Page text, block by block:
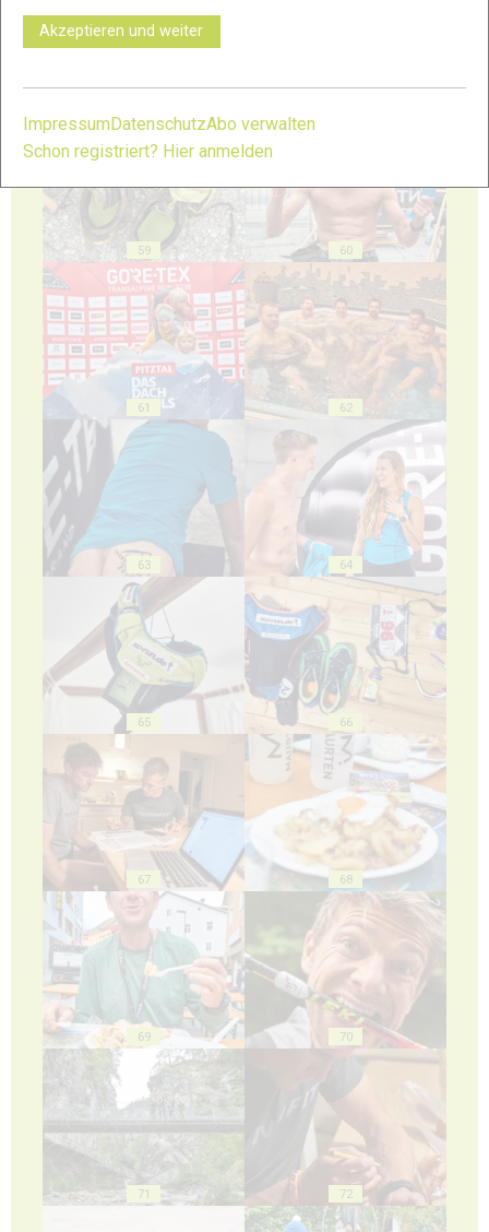
57 58
59 60
61 62
63 64
65 66
67 68
69 70
71 72
Akzeptieren und weiter
Impressum DatenschutzAbo verwalten
Schon registriert? Hier anmelden